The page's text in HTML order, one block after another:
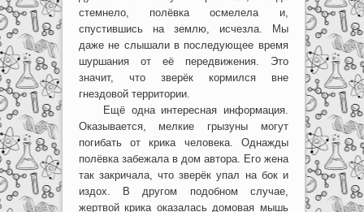
стемнело, полёвка осмелела и,
спустившись на землю, исчезла. Мы
даже не слышали в последующее время
шуршания от её передвижения. Это
значит, что зверёк кормился вне
гнездовой территории.
Ещё одна интересная информация.
Оказывается, мелкие грызуны могут
погибать от крика человека. Однажды
полёвка забежала в дом автора. Его жена
так закричала, что зверёк упал на бок и
издох. В другом подобном случае,
жертвой крика оказалась домовая мышь